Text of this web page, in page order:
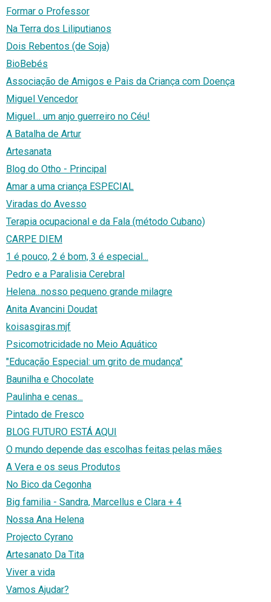
Formar o Professor
Na Terra dos Liliputianos
Dois Rebentos (de Soja)
BioBebés
Associação de Amigos e Pais da Criança com Doença
Miguel Vencedor
Miguel... um anjo guerreiro no Céu!
A Batalha de Artur
Artesanata
Blog do Otho - Principal
Amar a uma criança ESPECIAL
Viradas do Avesso
Terapia ocupacional e da Fala (método Cubano)
CARPE DIEM
1 é pouco, 2 é bom, 3 é especial...
Pedro e a Paralisia Cerebral
Helena...nosso pequeno grande milagre
Anita Avancini Doudat
koisasgiras.mjf
Psicomotricidade no Meio Aquático
"Educação Especial: um grito de mudança"
Baunilha e Chocolate
Paulinha e cenas...
Pintado de Fresco
BLOG FUTURO ESTÁ AQUI
O mundo depende das escolhas feitas pelas mães
A Vera e os seus Produtos
No Bico da Cegonha
Big familia - Sandra, Marcellus e Clara + 4
Nossa Ana Helena
Projecto Cyrano
Artesanato Da Tita
Viver a vida
Vamos Ajudar?